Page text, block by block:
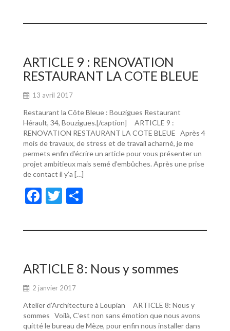
e
o
o
k
itt ta
er
ARTICLE 9 : RENOVATION
RESTAURANT LA COTE BLEUE
13 avril 2017
Restaurant la Côte Bleue : Bouzigues Restaurant
Hérault, 34, Bouzigues.[/caption] ARTICLE 9 :
RENOVATION RESTAURANT LA COTE BLEUE Après 4
mois de travaux, de stress et de travail acharné, je me
permets enfin d’écrire un article pour vous présenter un
projet ambitieux mais semé d’embûches. Après une prise
de contact il y’a […]
F
e
o
o
k
T
itt ta
er
ARTICLE 8: Nous y sommes
2 janvier 2017
Atelier d’Architecture à Loupian ARTICLE 8: Nous y
sommes Voilà, C’est non sans émotion que nous avons
quitté le bureau de Mèze, pour enfin nous installer dans